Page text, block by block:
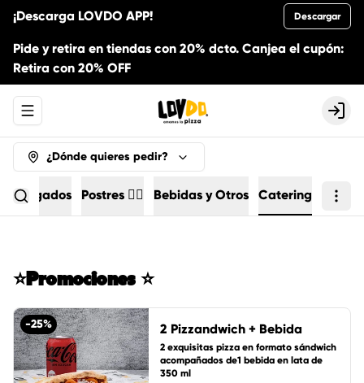
¡Descarga LOVDO APP! Descargar
Pide y retira en tiendas con 20% dcto. Canjea el cupón:
Retira con 20% OFF
Abrir menu de navegación Login
¿Dónde quieres pedir?
Agregados Postres 🏄🏻 Bebidas y Otros Catering
⭐Promociones ⭐
-25% 2 Pizzandwich + Bebida
2 exquisitas pizza en formato sándwich
acompañados de1 bebida en lata de
350 ml